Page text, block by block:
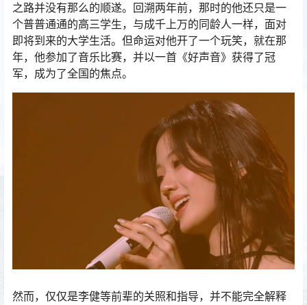
之路并没有那么的顺遂。回溯两年前，那时的他还只是一
个普普通通的高三学生，与成千上万的同龄人一样，面对
即将到来的大学生活。但命运对他开了一个玩笑，就在那
年，他参加了音乐比赛，并以一首《好声音》获得了冠
军，成为了全国的焦点。
然而，仅仅是李健等前辈的关照和指导，并不能完全解释